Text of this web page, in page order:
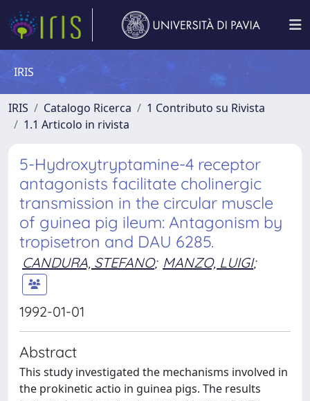
IRIS
IRIS Catalogo Ricerca
1 Contributo su Rivista
1.1 Articolo in rivista
5-Hydroxytryptamine-4 receptor
antagonists facilitate cholinergic
transmission in the circular muscle
of guinea pig ileum: Antagonism by
tropisetron and DAU 6285.
CANDURA, STEFANO; MANZO, LUIGI;
1992-01-01
Abstract
This study investigated the mechanisms involved in
the prokinetic actio in guinea pigs. The results